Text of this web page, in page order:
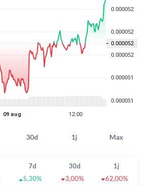
30d 1j Max
7d 30d
1j
5,30% 3,00% 62,00%